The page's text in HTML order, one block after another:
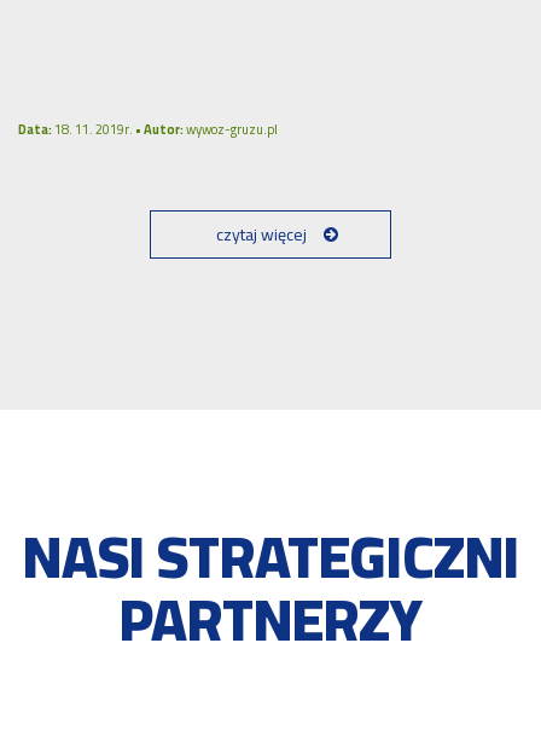
Data:18. 11. 2019r. •Autor:wywoz-gruzu.pl
czytaj więcej
NASI STRATEGICZNI
PARTNERZY